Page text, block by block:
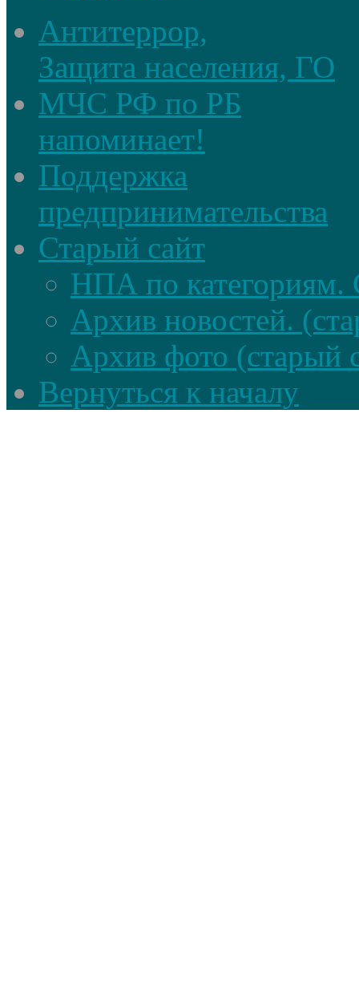
Антитеррор,
Защита населения, ГО
МЧС РФ по РБ
напоминает!
Поддержка
предпринимательства
Старый сайт
НПА по категориям.
Архив новостей.
Архив фото (старый
Вернуться к началу